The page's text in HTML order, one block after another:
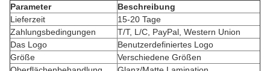
Parameter
Beschreibung
Lieferzeit
15-20 Tage
Zahlungsbedingungen
T/T, L/C, PayPal, Western Union
Das Logo
Benutzerdefiniertes Logo
Größe
Verschiedene Größen